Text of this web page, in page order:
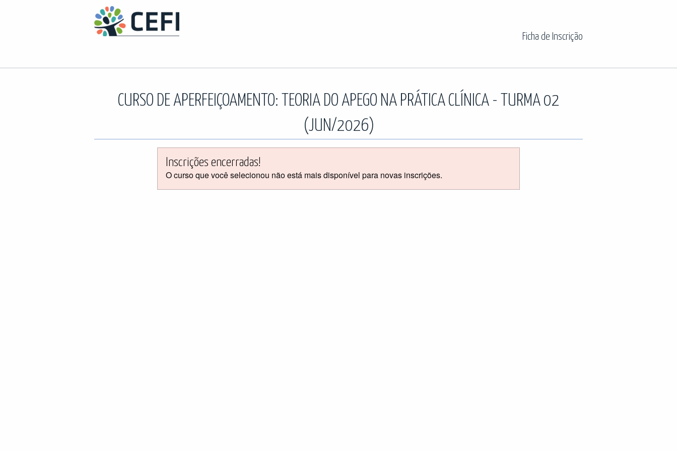
Ficha de Inscrição
CURSO DE APERFEIÇOAMENTO: TEORIA DO APEGO NA PRÁTICA CLÍNICA - TURMA 02
(JUN/2026)
Inscrições encerradas!
O curso que você selecionou não está mais disponível para novas inscrições.